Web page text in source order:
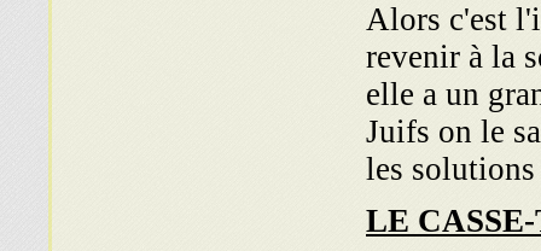
Alors c'est
revenir à la
elle a un
Juifs on le
les
LE